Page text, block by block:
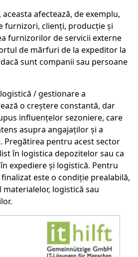
afectează, de exemplu,
furnizori, clienți, producție și
furnizorilor de servicii externe
de mărfuri de la expeditor la
sunt companii sau persoane
/ gestionare a
o creștere constantă, dar
influențelor sezoniere, care
asupra angajaților și a
Pregătirea pentru acest sector
în logistica depozitelor sau ca
expediere și logistică. Pentru
este o condiție prealabilă,
logistică sau